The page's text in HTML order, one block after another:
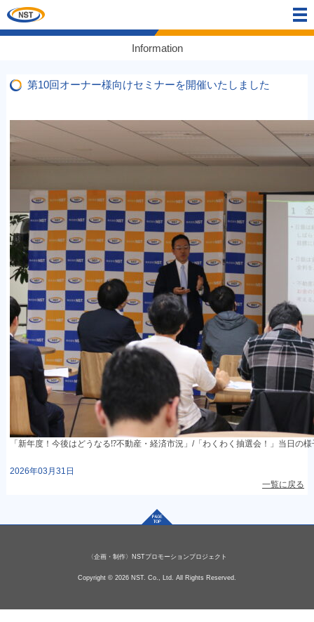
Information
第10回オーナー様向けセミナーを開催いたしました
「新年度！今後はどうなる⁉不動産・経済市況」/「わくわく抽選会！」当日の
2026年03月31日
一覧に戻る
〈企画・制作〉NSTプロモーションプロジェクト
Copyright © 2026 NST. Co., Ltd. All Rights Reserved.